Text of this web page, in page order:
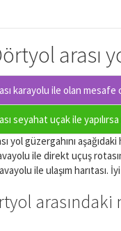
arası
karayolu ile olan mesafe
seyahat uçak ile
yol güzergahını
ile direkt uçuş
ile ulaşım harıtası.
arasındaki